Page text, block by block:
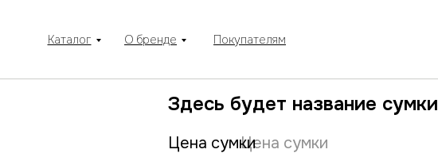
Каталог О бренде Покупателям
Цена сумки
Цена сумки
Здесь будет название сумки